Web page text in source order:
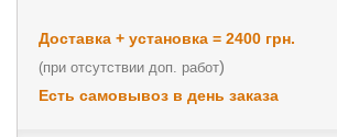
Доставка + установка = 2400 грн.
(при отсутствии доп. работ)
Есть самовывоз в день заказа